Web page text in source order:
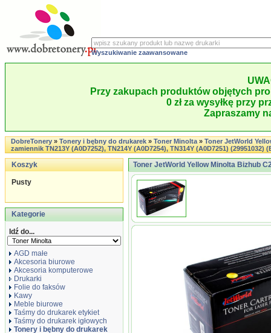
Wyszukiwanie zaawansowane
Przy zakupach produktów objętych
0 zł za wysyłkę przy
Zapraszamy
DobreTonery»Tonery i bębny do drukarek»Toner Minolta»Toner JetWorld
zamiennik TN213Y (A0D7252), TN214Y (A0D7254), TN314Y (A0D7251) (29951032)
Koszyk
Pusty
Kategorie
Idź do...
AGD małe
Akcesoria biurowe
Akcesoria komputerowe
Drukarki
Folie do faksów
Kawy
Meble biurowe
Taśmy do drukarek etykiet
Taśmy do drukarek igłowych
Tonery i bębny do drukarek
Toner JetWorld Yellow Minolta Bizhub